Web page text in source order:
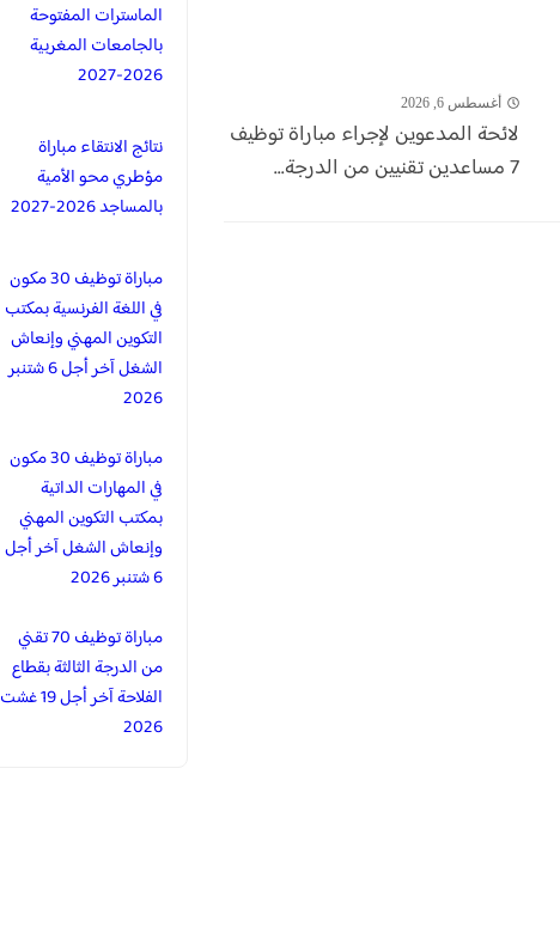
أغسطس 6, 2026
لائحة المدعوين لإجراء مباراة توظيف
7 مساعدين تقنيين من الدرجة...
الماسترات المفتوحة
بالجامعات المغربية
2026-2027
نتائج الانتقاء مباراة
مؤطري محو الأمية
بالمساجد 2026-2027
مباراة توظيف 30 مكون
في اللغة الفرنسية بمكتب
التكوين المهني وإنعاش
الشغل آخر أجل 6 شتنبر
2026
مباراة توظيف 30 مكون
في المهارات الداتية
بمكتب التكوين المهني
وإنعاش الشغل آخر أجل
6 شتنبر 2026
مباراة توظيف 70 تقني
من الدرجة الثالثة بقطاع
الفلاحة آخر أجل 19 غشت
2026